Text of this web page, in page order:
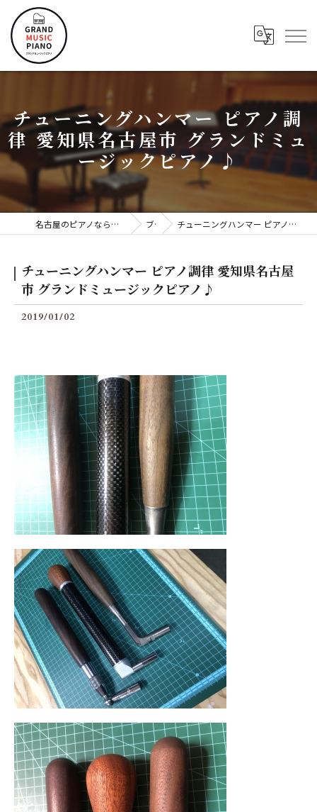
チューニングハンマー ピアノ調
律 愛知県名古屋市 グランドミュ
ージックピアノ♪
名古屋のピアノならグランドミュージックピアノ株式会社 ブログ チューニングハンマー ピアノ調律 愛知県名古屋市 グランドミュージックピアノ♪
チューニングハンマー ピアノ調律 愛知県名古屋
市 グランドミュージックピアノ♪
2019/01/02